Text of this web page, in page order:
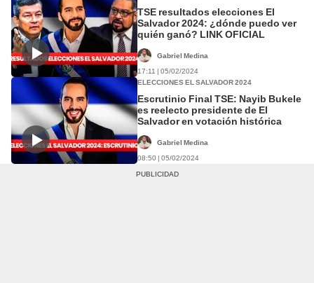
TSE resultados elecciones El
Salvador 2024: ¿dónde puedo ver
quién ganó? LINK OFICIAL
Gabriel Medina
17:11 | 05/02/2024
ELECCIONES EL SALVADOR 2024
Escrutinio Final TSE: Nayib Bukele
es reelecto presidente de El
Salvador en votación histórica
Gabriel Medina
08:50 | 05/02/2024